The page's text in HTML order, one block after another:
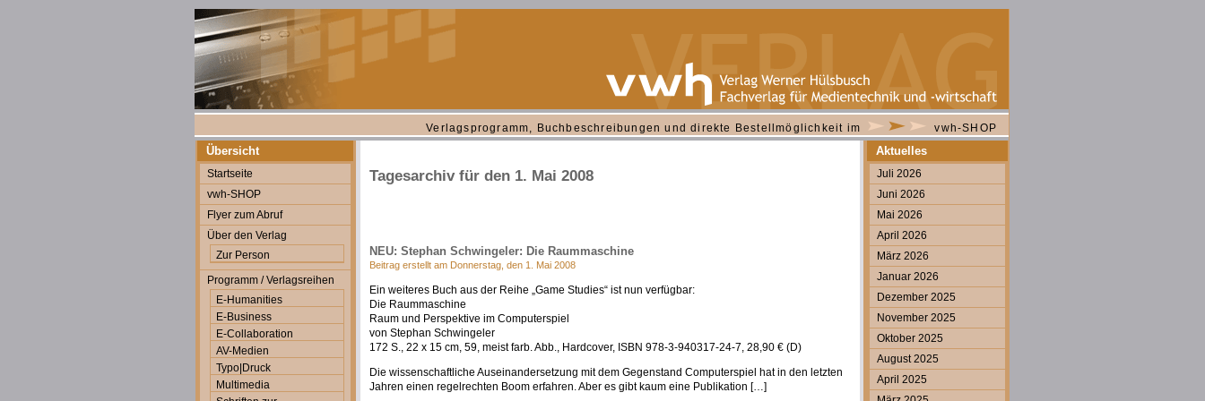
Verlagsprogramm, Buchbeschreibungen und direkte Bestellmöglichkeit im vwh-SHOP
Übersicht
Startseite
vwh-SHOP
Flyer zum Abruf
Über den Verlag
Zur Person
Programm / Verlagsreihen
E-Humanities
E-Business
E-Collaboration
AV-Medien
Typo|Druck
Multimedia
Tagesarchiv für den 1. Mai 2008
NEU: Stephan Schwingeler: Die Raummaschine
Beitrag erstellt am Donnerstag, den 1. Mai 2008
Ein weiteres Buch aus der Reihe „Game Studies“ ist nun verfügbar:
Die Raummaschine
Raum und Perspektive im Computerspiel
von Stephan Schwingeler
172 S., 22 x 15 cm, 59, meist farb. Abb., Hardcover, ISBN 978-3-940317-24-7, 28,90 € (D)
Die wissenschaftliche Auseinandersetzung mit dem Gegenstand Computerspiel hat in den letzten
Jahren einen regelrechten Boom erfahren. Aber es gibt kaum eine Publikation […]
Aktuelles
Juli 2026
Juni 2026
Mai 2026
April 2026
März 2026
Januar 2026
Dezember 2025
November 2025
Oktober 2025
August 2025
April 2025